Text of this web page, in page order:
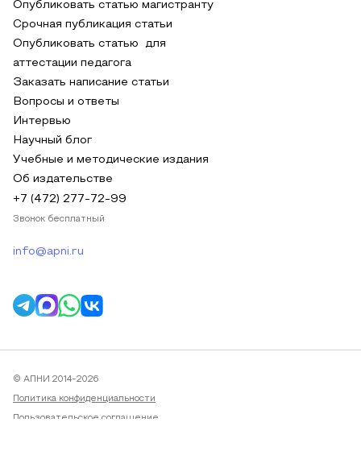
Опубликовать статью магистранту
Срочная публикация статьи
Опубликовать статью для
аттестации педагога
Заказать написание статьи
Вопросы и ответы
Интервью
Научный блог
Учебные и методические издания
Об издательстве
+7 (472) 277-72-99
Звонок бесплатный
info@apni.ru
© АПНИ 2014-2026
Политика конфиденциальности
Пользовательское соглашение